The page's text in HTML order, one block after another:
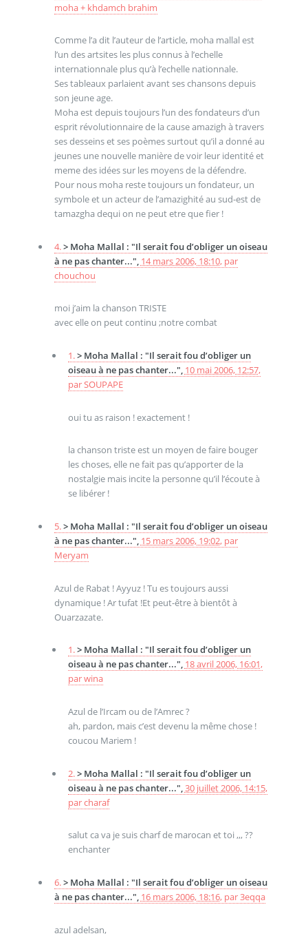
moha + khdamch brahim
Comme l’a dit l’auteur de l’article, moha mallal est
l’un des artsites les plus connus à l’echelle
internationnale plus qu’à l’echelle nationnale.
Ses tableaux parlaient avant ses chansons depuis
son jeune age.
Moha est depuis toujours l’un des fondateurs d’un
esprit révolutionnaire de la cause amazigh à travers
ses desseins et ses poèmes surtout qu’il a donné au
jeunes une nouvelle manière de voir leur identité et
meme des idées sur les moyens de la défendre.
Pour nous moha reste toujours un fondateur, un
symbole et un acteur de l’amazighité au sud-est de
tamazgha dequi on ne peut etre que fier !
4.> Moha Mallal : "Il serait fou d’obliger un oiseau
à ne pas chanter...", 14 mars 2006, 18:10, par
chouchou
moi j’aim la chanson TRISTE
avec elle on peut continu ;notre combat
1.> Moha Mallal : "Il serait fou d’obliger un
oiseau à ne pas chanter...", 10 mai 2006, 12:57,
parSOUPAPE
oui tu as raison ! exactement !
la chanson triste est un moyen de faire bouger
les choses, elle ne fait pas qu’apporter de la
nostalgie mais incite la personne qu’il l’écoute à
se libérer !
5.> Moha Mallal : "Il serait fou d’obliger un oiseau
à ne pas chanter...", 15 mars 2006, 19:02, par
Meryam
Azul de Rabat ! Ayyuz ! Tu es toujours aussi
dynamique ! Ar tufat !Et peut-être à bientôt à
Ouarzazate.
1.> Moha Mallal : "Il serait fou d’obliger un
oiseau à ne pas chanter...", 18 avril 2006, 16:01,
parwina
Azul de l’Ircam ou de l’Amrec ?
ah, pardon, mais c’est devenu la même chose !
coucou Mariem !
2.> Moha Mallal : "Il serait fou d’obliger un
oiseau à ne pas chanter...",30 juillet 2006, 14:15,
parcharaf
salut ca va je suis charf de marocan et toi ,,, ??
enchanter
6.> Moha Mallal : "Il serait fou d’obliger un oiseau
à ne pas chanter...", 16 mars 2006, 18:16, par3eqqa
azul adelsan,